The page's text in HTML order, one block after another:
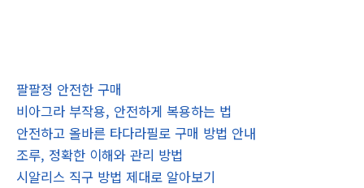
팔팔정 안전한 구매
비아그라 부작용, 안전하게 복용하는 법
안전하고 올바른 타다라필로 구매 방법 안내
조루, 정확한 이해와 관리 방법
시알리스 직구 방법 제대로 알아보기